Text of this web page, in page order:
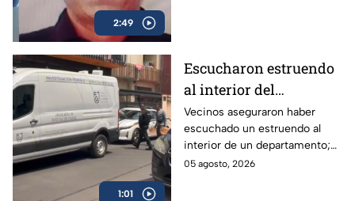
2:49
1:01
Escucharon estruendo
al interior del
inmueble: Hallan
muerto a un hombre en
departamento de San
Simón, Benito Juárez
Vecinos aseguraron haber
escuchado un estruendo al
interior de un departamento;
así fue el hallazgo del cuerpo
05 agosto, 2026